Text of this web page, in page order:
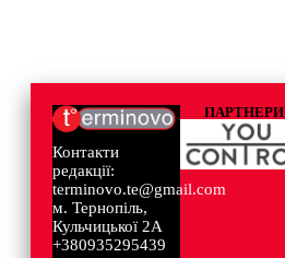
Контакти
редакції:
terminovo.te@gmail.com
м. Тернопіль,
Кульчицької 2А
+380935295439
ПАРТНЕРИ